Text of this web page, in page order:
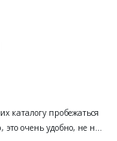
каталогу пробежаться
очень удобно, не н...